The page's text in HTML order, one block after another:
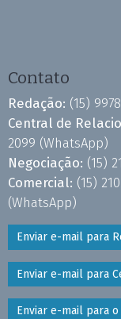
Contato
Redação: (15)
Central de
2099 (WhatsApp)
Negociação: (15)
Comercial: (15)
(WhatsApp)
Enviar e-mail para
Enviar e-mail para
Enviar e-mail para